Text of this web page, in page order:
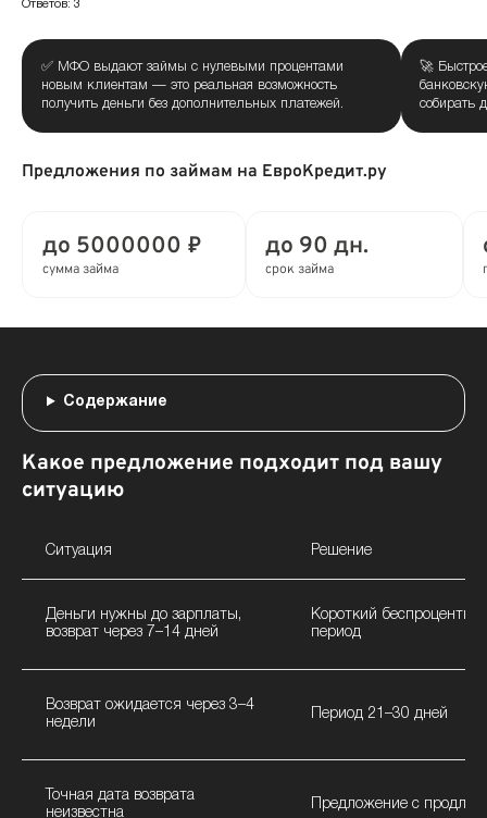
Ответов: 3
✅ МФО выдают займы с нулевыми процентами
новым клиентам — это реальная возможность
получить деньги без дополнительных платежей.
🚀
собирать
Предложения по займам на ЕвроКредит.ру
до 5000000 ₽
сумма займа
до 90 дн.
срок займа
Содержание
Какое предложение подходит под вашу
ситуацию
Ситуация Решение
Деньги нужны до зарплаты,
возврат через 7–14 дней
Короткий
период
Возврат ожидается через 3–4
недели
Период 21–30 дней
Точная дата возврата
неизвестна
Предложение с